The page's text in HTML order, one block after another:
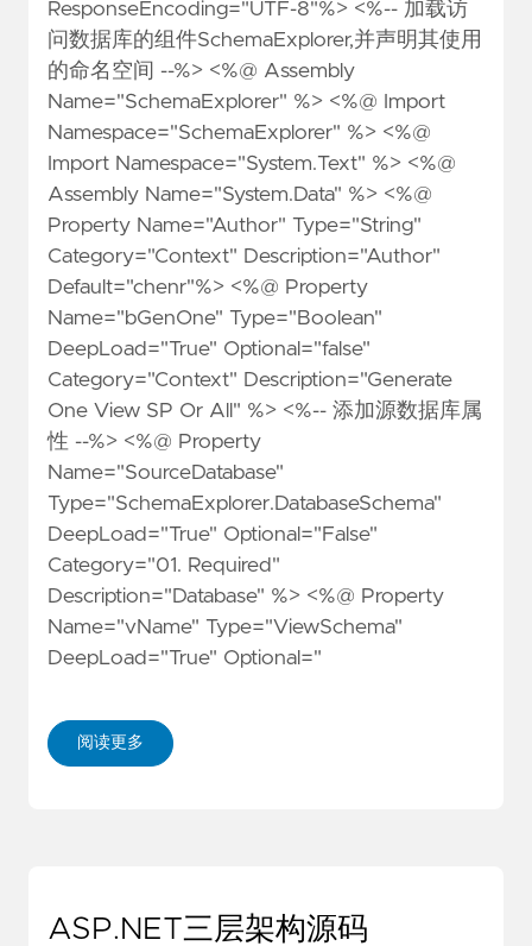
ResponseEncoding="UTF-8"%> <%-- 加载访
问数据库的组件SchemaExplorer,并声明其使用
的命名空间 --%> <%@ Assembly
Name="SchemaExplorer" %> <%@ Import
Namespace="SchemaExplorer" %> <%@
Import Namespace="System.Text" %> <%@
Assembly Name="System.Data" %> <%@
Property Name="Author" Type="String"
Category="Context" Description="Author"
Default="chenr"%> <%@ Property
Name="bGenOne" Type="Boolean"
DeepLoad="True" Optional="false"
Category="Context" Description="Generate
One View SP Or All" %> <%-- 添加源数据库属
性 --%> <%@ Property
Name="SourceDatabase"
Type="SchemaExplorer.DatabaseSchema"
DeepLoad="True" Optional="False"
Category="01. Required"
Description="Database" %> <%@ Property
Name="vName" Type="ViewSchema"
DeepLoad="True" Optional="
阅读更多
ASP.NET三层架构源码